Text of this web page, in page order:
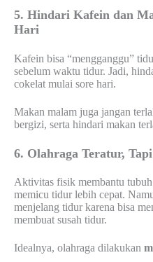
5. Hindari Kafein dan
Hari
Kafein bisa “mengganggu”
sebelum waktu tidur. Jadi,
cokelat mulai sore hari.
Makan malam juga jangan
bergizi, serta hindari makan
6. Olahraga Teratur,
Aktivitas fisik membantu tubuh
memicu tidur lebih cepat.
menjelang tidur karena bisa
membuat susah tidur.
Idealnya, olahraga dilakukan